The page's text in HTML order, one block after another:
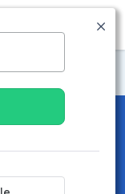
MENU
de-
sur 3